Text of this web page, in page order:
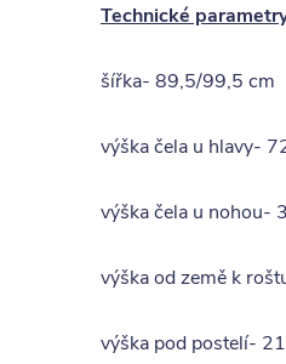
Technické
šířka- 89,5/99,5 cm
výška čela u hlavy-
výška čela u nohou-
výška od země k
výška pod postelí-